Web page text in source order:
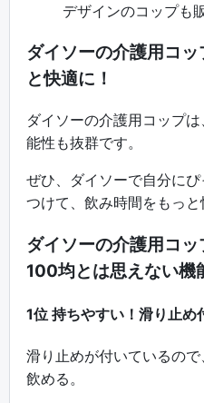
デザインのコップも
ダイソーの介護用コ
と快適に！
ダイソーの介護用コップ
能性も抜群です。
ぜひ、ダイソーで自分に
つけて、飲み時間をもっと
ダイソーの介護用コッ
100均とは思えない機
1位 持ちやすい！滑り止め
滑り止めが付いているの
飲める。